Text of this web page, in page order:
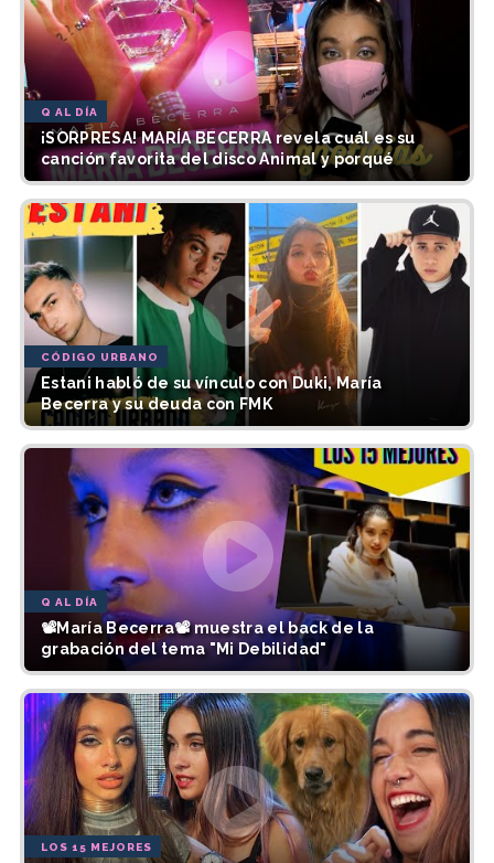
Q AL DÍA
¡SORPRESA! MARÍA BECERRA revela cuál es su
canción favorita del disco Animal y porqué
CÓDIGO URBANO
Estani habló de su vínculo con Duki, María
Becerra y su deuda con FMK
Q AL DÍA
📽María Becerra📽 muestra el back de la
grabación del tema "Mi Debilidad"
LOS 15 MEJORES